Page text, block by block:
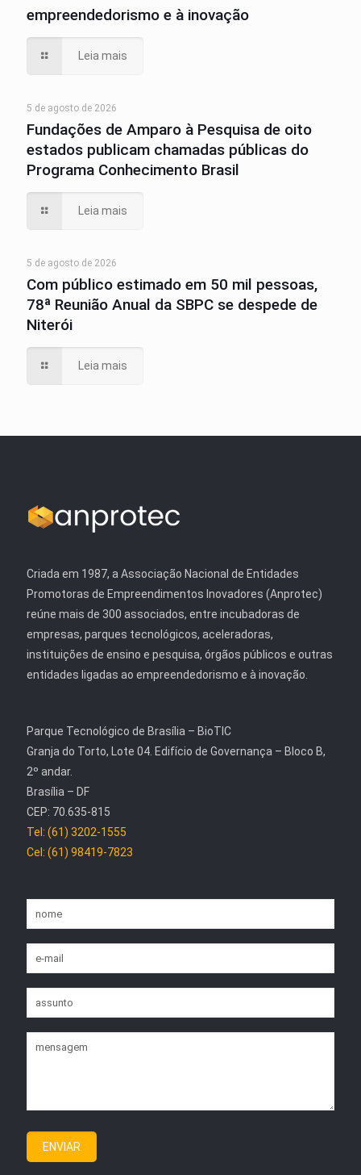
empreendedorismo e à inovação
Leia mais
5 de agosto de 2026
Fundações de Amparo à Pesquisa de oito
estados publicam chamadas públicas do
Programa Conhecimento Brasil
Leia mais
5 de agosto de 2026
Com público estimado em 50 mil pessoas,
78ª Reunião Anual da SBPC se despede de
Niterói
Leia mais
Criada em 1987, a Associação Nacional de Entidades
Promotoras de Empreendimentos Inovadores (Anprotec)
reúne mais de 300 associados, entre incubadoras de
empresas, parques tecnológicos, aceleradoras,
instituições de ensino e pesquisa, órgãos públicos e outras
entidades ligadas ao empreendedorismo e à inovação.
Parque Tecnológico de Brasília – BioTIC
Granja do Torto, Lote 04. Edifício de Governança – Bloco B,
2º andar.
Brasília – DF
CEP: 70.635-815
Tel: (61) 3202-1555
Cel: (61) 98419-7823